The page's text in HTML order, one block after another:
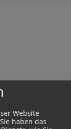
das Fest der
sechs Paare
Website
haben das